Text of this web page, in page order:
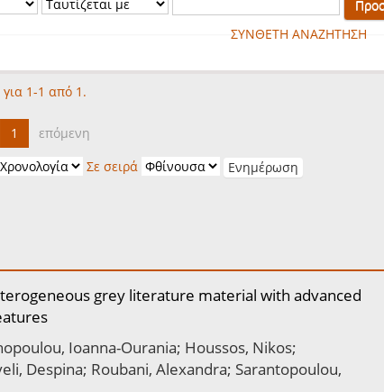
ΣΥΝΘΕΤΗ ΑΝΑΖΗΤΗΣΗ
1-1 από 1.
1
επόμενη
Σε σειρά
grey literature material with advanced
Ioanna-Ourania; Houssos, Nikos;
Despina; Roubani, Alexandra; Sarantopoulou,